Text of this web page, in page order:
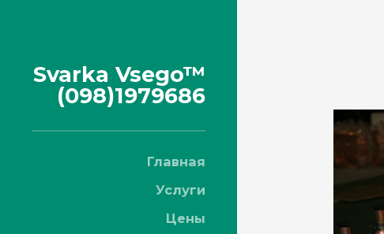
Svarka Vsego™
(098)1979686
Главная
Услуги
Цены